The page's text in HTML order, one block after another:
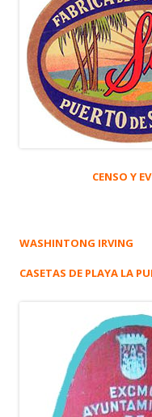
CENSO Y
WASHINTONG IRVING
CASETAS DE PLAYA LA